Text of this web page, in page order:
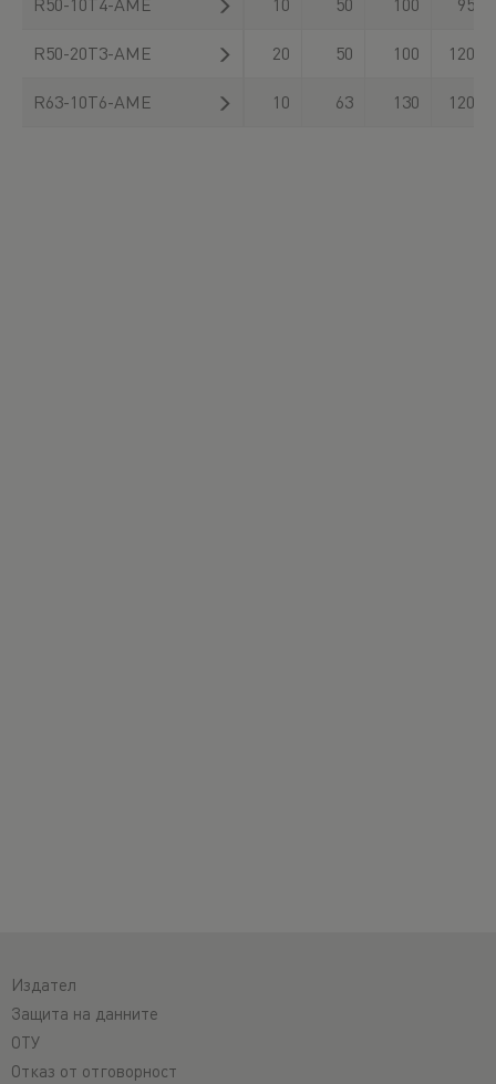
R50-20T3-AME 20 50 100 120
R63-10T6-AME 10 63 130 120
Издател
Защита на данните
ОТУ
Отказ от отговорност